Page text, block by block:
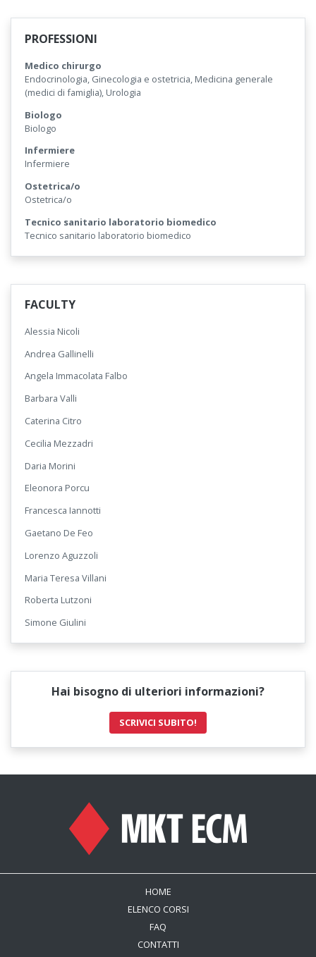
PROFESSIONI
Medico chirurgo
Endocrinologia, Ginecologia e ostetricia, Medicina generale
(medici di famiglia), Urologia
Biologo
Biologo
Infermiere
Infermiere
Ostetrica/o
Ostetrica/o
Tecnico sanitario laboratorio biomedico
Tecnico sanitario laboratorio biomedico
FACULTY
Alessia Nicoli
Andrea Gallinelli
Angela Immacolata Falbo
Barbara Valli
Caterina Citro
Cecilia Mezzadri
Daria Morini
Eleonora Porcu
Francesca Iannotti
Gaetano De Feo
Lorenzo Aguzzoli
Maria Teresa Villani
Roberta Lutzoni
Simone Giulini
Hai bisogno di ulteriori informazioni?
SCRIVICI SUBITO!
HOME
ELENCO CORSI
FAQ
CONTATTI